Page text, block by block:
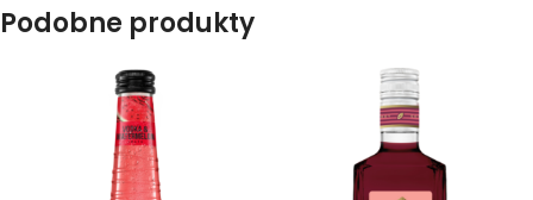
Wyróżnikami Stumbras Quince są
intensywny aromat dojrzałych
złocisty kolor. Walory te to efekt
kluczowych dodatków – soku z pigwy i
plasterków tego owocu, który nie bez
powodu określa się mianem litewskiej
owoców. Stumbras Raspberry słusznie
budzi skojarzenia ze słonecznym latem
i ogrodem pełnym malin.
Podobne produkty